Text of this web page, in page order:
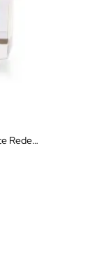
Cellular Crema de Día Antiedad Hidratante Redensificante SPF15